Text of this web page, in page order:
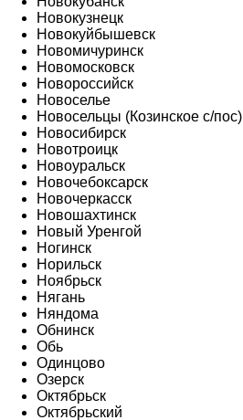
Новокузнецк
Новокуйбышевск
Новомичуринск
Новомосковск
Новороссийск
Новоселье
Новосельцы (Козинское с/пос)
Новосибирск
Новотроицк
Новоуральск
Новочебоксарск
Новочеркасск
Новошахтинск
Новый Уренгой
Ногинск
Норильск
Ноябрьск
Нягань
Няндома
Обнинск
Обь
Одинцово
Озерск
Октябрьск
Октябрьский